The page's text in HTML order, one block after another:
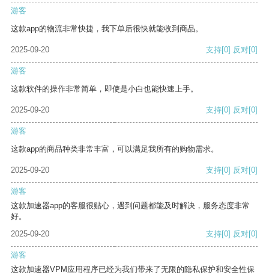
游客
这款app的物流非常快捷，我下单后很快就能收到商品。
2025-09-20 支持[0] 反对[0]
游客
这款软件的操作非常简单，即使是小白也能快速上手。
2025-09-20 支持[0] 反对[0]
游客
这款app的商品种类非常丰富，可以满足我所有的购物需求。
2025-09-20 支持[0] 反对[0]
游客
这款加速器app的客服很贴心，遇到问题都能及时解决，服务态度非常
好。
2025-09-20
支持[0] 反对[0]
游客
这款加速器VPM应用程序已经为我们带来了无限的隐私保护和安全性保